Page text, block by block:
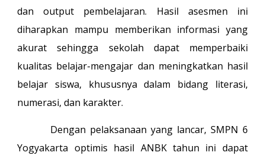
dan output pembelajaran. Hasil asesmen ini
diharapkan mampu memberikan informasi yang
akurat sehingga sekolah dapat memperbaiki
kualitas belajar-mengajar dan meningkatkan hasil
belajar siswa, khususnya dalam bidang literasi,
numerasi, dan karakter.
Dengan pelaksanaan yang lancar, SMPN 6
Yogyakarta optimis hasil ANBK tahun ini dapat